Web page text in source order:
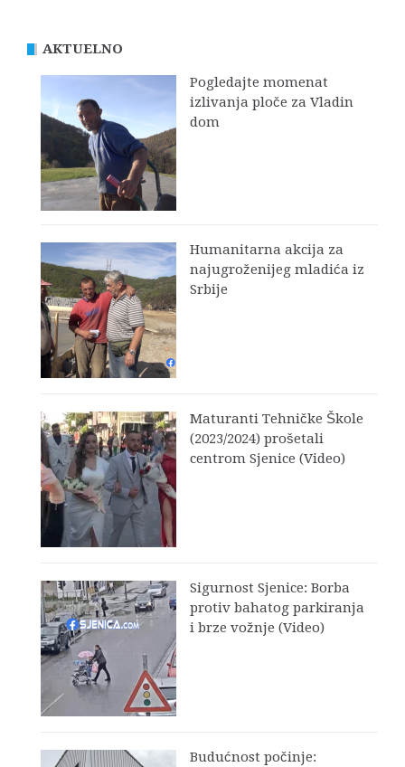
AKTUELNO
Pogledajte momenat
izlivanja ploče za Vladin
dom
Humanitarna akcija za
najugroženijeg mladića iz
Srbije
Maturanti Tehničke Škole
(2023/2024) prošetali
centrom Sjenice (Video)
Sigurnost Sjenice: Borba
protiv bahatog parkiranja
i brze vožnje (Video)
Budućnost počinje: